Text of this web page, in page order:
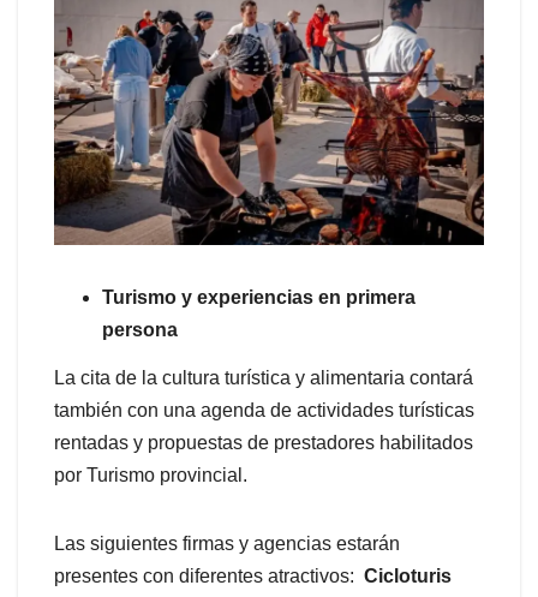
Turismo y experiencias en primera
persona
La cita de la cultura turística y alimentaria contará
también con una agenda de actividades turísticas
rentadas y propuestas de prestadores habilitados
por Turismo provincial.
Las siguientes firmas y agencias estarán
presentes con diferentes atractivos: Cicloturis